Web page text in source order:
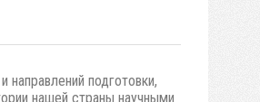
направлений подготовки,
нашей страны научными